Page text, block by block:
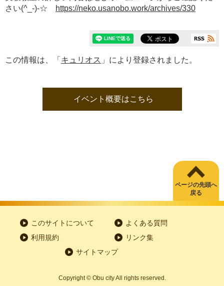
さい(^_-)-☆
https://neko.usanobo.work/archives/330
この情報は、「 キュリオス 」により登録されました。
イベント概要はこちら
ページの先頭へ
戻る
このサイトについて
よくある質問
利用規約
リンク集
サイトマップ
Copyright© Obu city All rights reserved.